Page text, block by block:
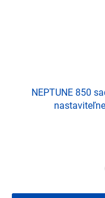
NEPTUNE 850